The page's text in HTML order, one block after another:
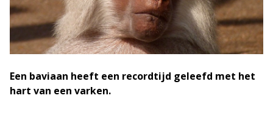
Een baviaan heeft een recordtijd geleefd met het
hart van een varken.